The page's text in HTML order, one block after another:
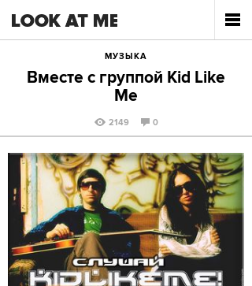
МУЗЫКА
Вместе с группой Kid Like
Me
2149 0